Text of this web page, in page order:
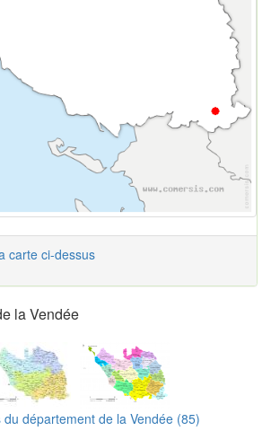
carte ci-dessus
la Vendée
département de la Vendée (85)